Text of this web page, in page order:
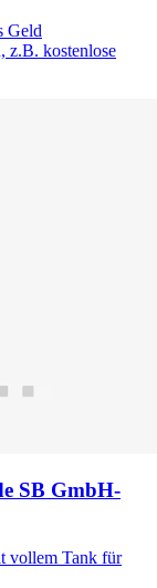
Geld
z.B. kostenlose
SB GmbH-
vollem Tank für